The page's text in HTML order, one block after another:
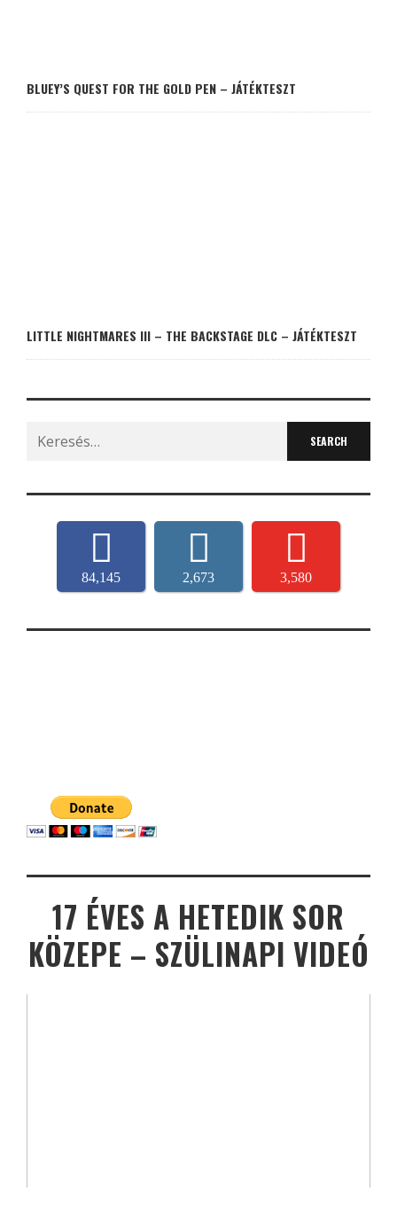
BLUEY’S QUEST FOR THE GOLD PEN – JÁTÉKTESZT
LITTLE NIGHTMARES III – THE BACKSTAGE DLC – JÁTÉKTESZT
Search
for:
84,145 2,673 3,580
17 ÉVES A HETEDIK SOR
KÖZEPE – SZÜLINAPI VIDEÓ